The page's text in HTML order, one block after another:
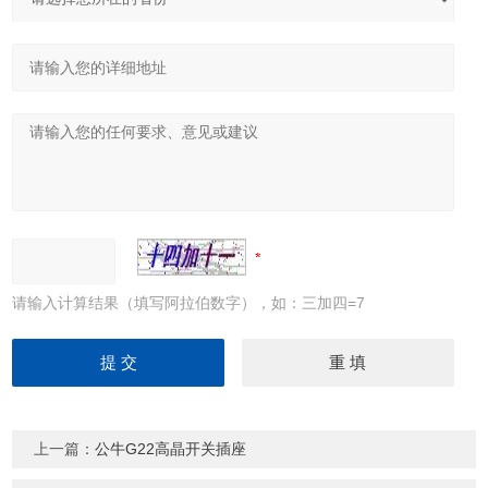
请输入计算结果（填写阿拉伯数字），如：三加四=7
上一篇：公牛G22高晶开关插座